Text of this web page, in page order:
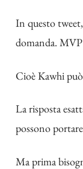
In questo
domanda.
Cioè Kawhi può
La risposta
possono
Ma prima